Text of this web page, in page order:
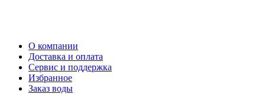
О компании
Доставка и оплата
Сервис и поддержка
Избранное
Заказ воды